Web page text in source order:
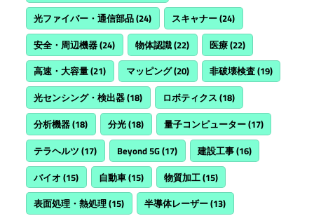
光ファイバー・通信部品(24) スキャナー(24)
安全・周辺機器(24) 物体認識(22) 医療(22)
高速・大容量(21) マッピング(20) 非破壊検査(19)
光センシング・検出器(18) ロボティクス (18)
分析機器(18) 分光(18) 量子コンピューター(17)
テラヘルツ (17) Beyond 5G(17) 建設工事(16)
バイオ (15) 自動車(15) 物質加工(15)
表面処理・熱処理(15) 半導体レーザー(13)